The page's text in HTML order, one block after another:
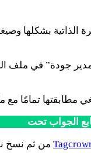
الذاتية بشكلها
جودة” في ملف
تمامًا مع
الجواب تحت
من ثم نسخ